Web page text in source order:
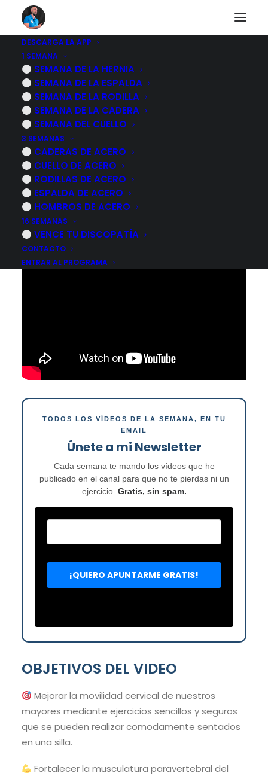
DESCARGA LA APP
1 SEMANA
SEMANA DE LA HERNIA
SEMANA DE LA ESPALDA
SEMANA DE LA RODILLA
SEMANA DE LA CADERA
SEMANA DEL CUELLO
3 SEMANAS
CADERAS DE ACERO
CUELLO DE ACERO
RODILLAS DE ACERO
ESPALDA DE ACERO
HOMBROS DE ACERO
16 SEMANAS
VENCE TU DISCOPATÍA
CONTACTO
ENTRAR AL PROGRAMA
Rutina de ejercicios
de cuello para
personas mayores
6 NOVIEMBRE, 2022 | POR
TODOS LOS VÍDEOS DE LA SEMANA, EN TU
EMAIL
Únete a mi Newsletter
Cada semana te mando los vídeos que he
publicado en el canal para que no te pierdas ni un
ejercicio. Gratis, sin spam.
OBJETIVOS DEL VIDEO
Mejorar la movilidad cervical de nuestros
mayores mediante ejercicios sencillos y seguros
que se pueden realizar comodamente sentados
en una silla.
Fortalecer la musculatura paravertebral del